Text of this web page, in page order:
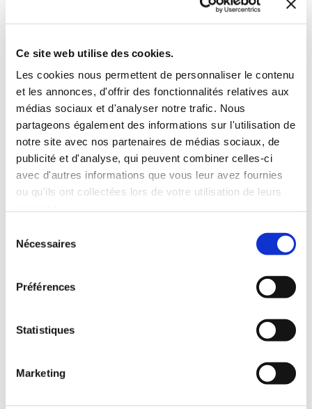
Ce site web utilise des cookies.
Les cookies nous permettent de personnaliser le contenu
et les annonces, d'offrir des fonctionnalités relatives aux
médias sociaux et d'analyser notre trafic. Nous
partageons également des informations sur l'utilisation de
notre site avec nos partenaires de médias sociaux, de
publicité et d'analyse, qui peuvent combiner celles-ci
avec d'autres informations que vous leur avez fournies
ou qu'ils ont collectées lors de votre utilisation de leurs
Nécessaires
Préférences
Statistiques
Marketing
14€00
Christophe Monié
(0 avis)
Christophe Monié
LES CAHIERS DE